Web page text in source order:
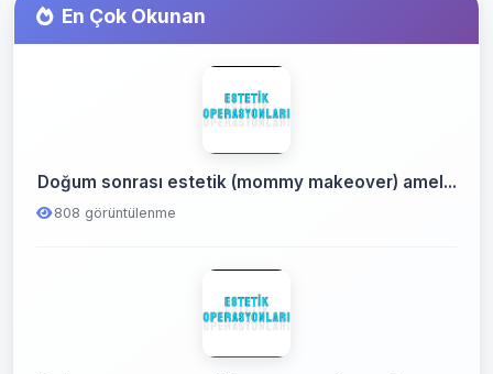
En Çok Okunan
Doğum sonrası estetik (mommy makeover) amel...
808 görüntülenme